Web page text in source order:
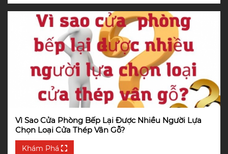
Vì Sao Cửa Phòng Bếp Lại Được Nhiều Người Lựa
Chọn Loại Cửa Thép Vân Gỗ?
Khám Phá